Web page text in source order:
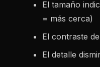
El tamaño
= más cerca)
El contraste
El detalle